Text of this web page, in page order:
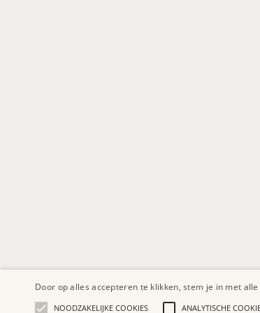
Door op alles accepteren te klikken, stem je in met
NOODZAKELIJKE COOKIES
ANALYTISCHE